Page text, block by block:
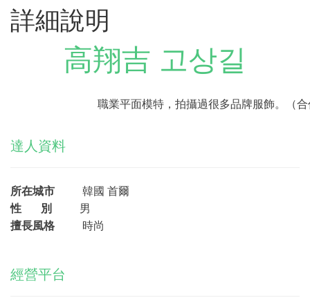
詳細說明
高翔吉 고상길
職業平面模特，拍攝過很多品牌服飾。（
達人資料
所在城市 韓國 首爾
性 別 男
擅長風格 時尚
經營平台